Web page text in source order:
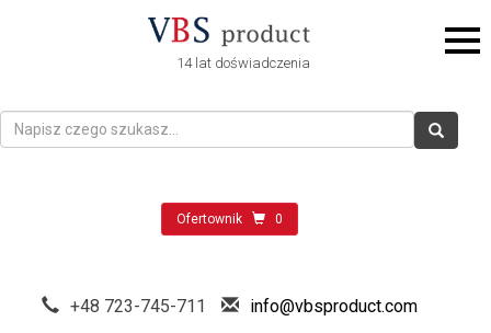
14 lat doświadczenia
Ofertownik 0
+48 723-745-711 info@vbsproduct.com